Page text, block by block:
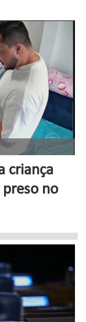
criança
preso no